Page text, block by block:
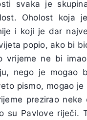
svaka je
Oholost koja
i koji je dar
popio, ako bi
ne bi
nego je mogao
pismo, mogao
prezirao
su Pavlove riječi.